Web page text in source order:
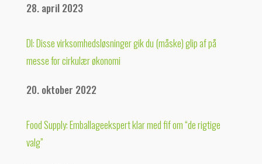
28. april 2023
DI: Disse virksomhedsløsninger gik du (måske) glip af på
messe for cirkulær økonomi
20. oktober 2022
Food Supply: Emballageekspert klar med fif om “de rigtige
valg”